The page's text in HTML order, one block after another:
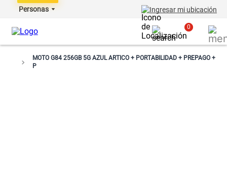
Personas Ingresar mi ubicación
0
MOTO G84 256GB 5G AZUL ARTICO + PORTABILIDAD + PREPAGO +
P